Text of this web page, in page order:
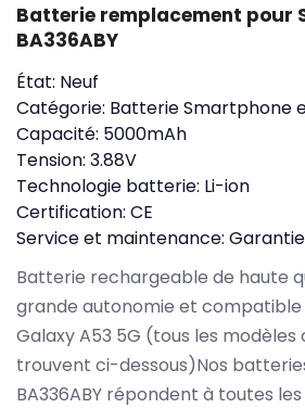
Batterie remplacement pour
BA336ABY
État: Neuf
Catégorie: Batterie Smartphone
Capacité: 5000mAh
Tension: 3.88V
Technologie batterie: Li-ion
Certification: CE
Service et maintenance:
Batterie rechargeable de haute
grande autonomie et compatible
Galaxy A53 5G (tous les
trouvent ci-dessous)Nos
BA336ABY répondent à toutes